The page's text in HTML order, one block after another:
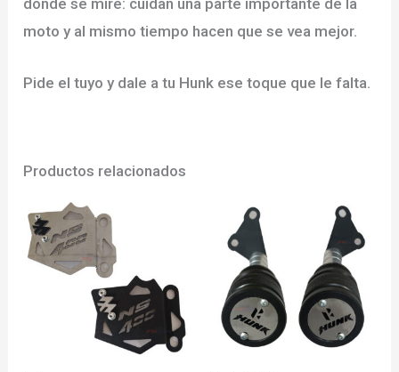
moto y al mismo tiempo hacen que se vea mejor.
Pide el tuyo y dale a tu Hunk ese toque que le falta.
Productos relacionados